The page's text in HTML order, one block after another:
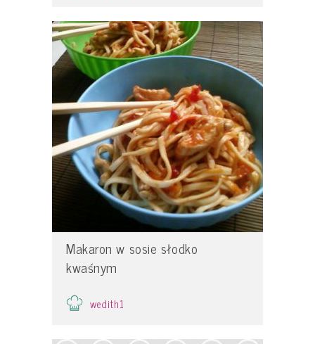
Makaron w sosie słodko
kwaśnym
wedith1